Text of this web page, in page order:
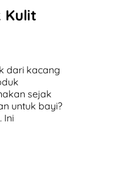
Kulit
dari kacang
sejak
untuk bayi?
Ini